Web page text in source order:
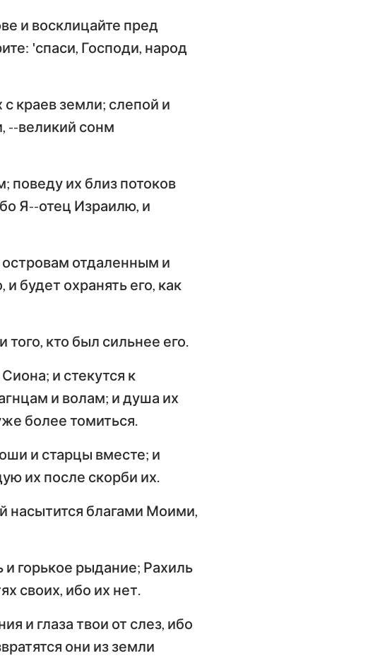
Послание к
Филимону
Петра
Иоанна
и восклицайте пред
'спаси, Господи, народ
краев земли; слепой и
--великий сонм
поведу их близ потоков
Я--отец Израилю, и
отдаленным и
будет охранять его, как
того, кто был сильнее его.
и стекутся к
и волам; и душа их
более томиться.
и старцы вместе; и
их после скорби их.
насытится благами Моими,
и горькое рыдание; Рахиль
своих, ибо их нет.
и глаза твои от слез, ибо
они из земли